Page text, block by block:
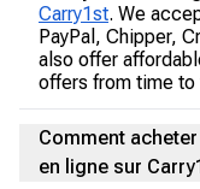
Carry1st. We
PayPal, Chipper,
also offer
offers from time to
Comment
en ligne sur